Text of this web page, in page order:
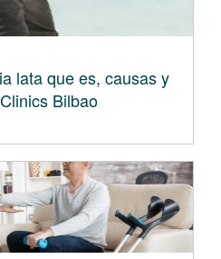
lata que es, causas y
Bilbao